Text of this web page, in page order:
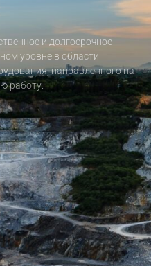
и долгосрочное
уровне в области
направленного на
работу.